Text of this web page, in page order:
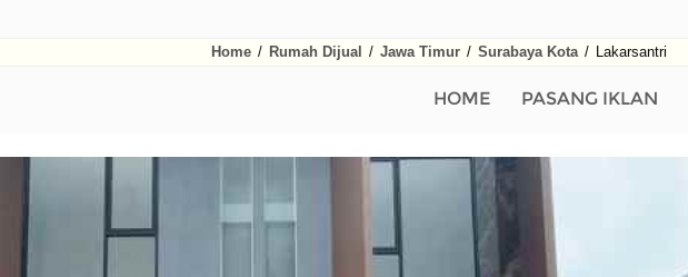
Home / Rumah Dijual / Jawa Timur / Surabaya Kota / Lakarsantri
HOME PASANG IKLAN